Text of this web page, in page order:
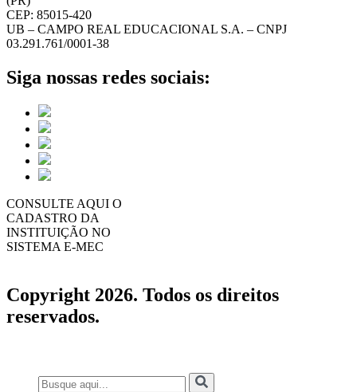
CEP: 85015-420
UB – CAMPO REAL EDUCACIONAL S.A. – CNPJ
03.291.761/0001-38
Siga nossas redes sociais:
CONSULTE AQUI O
CADASTRO DA
INSTITUIÇÃO NO
SISTEMA E-MEC
Copyright 2026. Todos os direitos
reservados.